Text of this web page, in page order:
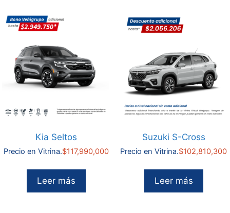
Kia Seltos
Precio en Vitrina.$117,990,000
Leer más
Suzuki S-Cross
Precio en Vitrina.$102,810,300
Leer más